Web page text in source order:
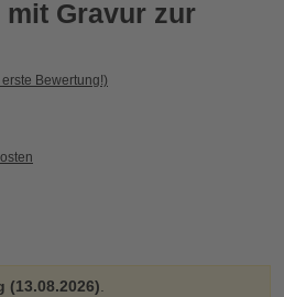
mit Gravur zur
Bewertung!)
(13.08.2026).